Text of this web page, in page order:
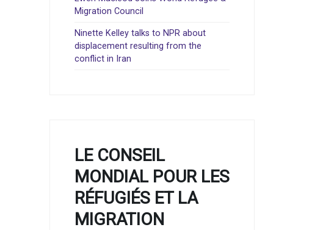
Migration Council
Ninette Kelley talks to NPR about
displacement resulting from the
conflict in Iran
LE CONSEIL
MONDIAL POUR LES
RÉFUGIÉS ET LA
MIGRATION